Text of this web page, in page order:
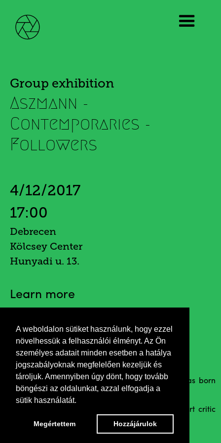
A weboldalon sütiket használunk, hogy ezzel
növelhessük a felhasználói élményt. Az Ön
személyes adatait minden esetben a hatálya
jogszabályoknak megfelelően kezeljük és
tároljuk. Amennyiben úgy dönt, hogy tovább
böngészi az oldalunkat, azzal elfogadja a
sütik használatát.
Megértettem Hozzájárulok
Group exhibition
Aszmann -
Contemporaries -
Followers
4/12/2017
17:00
Debrecen
Kölcsey Center
Hunyadi u. 13.
Learn more
Invitation
Ferenc Aszmann, the "romantic photographer" was born
110 yeara ago.
Opening by Lajos Szakolczay literary historian, art critic
and András Máté art photographer